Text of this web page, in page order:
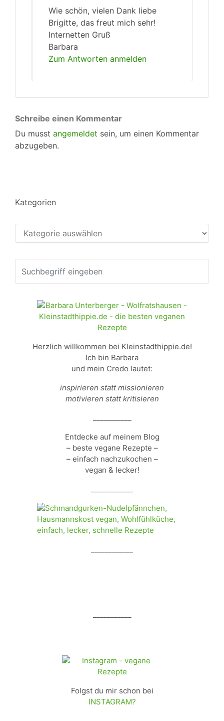
Wie schön, vielen Dank liebe
Brigitte, das freut mich sehr!
Internetten Gruß
Barbara
Zum Antworten anmelden
Schreibe einen Kommentar
Du musst angemeldet sein, um einen Kommentar
abzugeben.
Kategorien
Kategorien
Herzlich willkommen bei Kleinstadthippie.de!
Ich bin Barbara
und mein Credo lautet:
inspirieren statt missionieren
motivieren statt kritisieren
Entdecke auf meinem Blog
– beste vegane Rezepte –
– einfach nachzukochen –
vegan & lecker!
Folgst du mir schon bei
INSTAGRAM?